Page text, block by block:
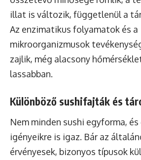
illat is változik, függetlenül a
Az enzimatikus folyamatok és a
mikroorganizmusok
zajlik, még alacsony
lassabban.
Különböző sushifajták és
Nem minden sushi egyforma,
igényeikre is igaz. Bár az
érvényesek, bizonyos típusok